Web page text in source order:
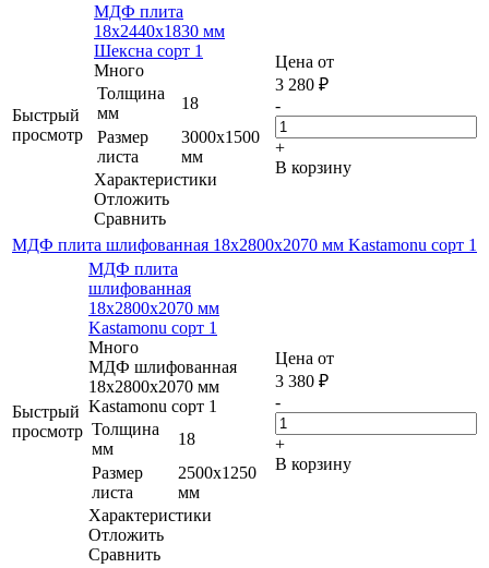
Быстрый
просмотр
МДФ плита
18х2440х1830 мм
Шексна сорт 1
Много
Толщина
мм
18
Размер
листа
3000х1500
мм
Характеристики
Отложить
Сравнить
Цена от
3 280 ₽
-
+
В корзину
МДФ плита шлифованная 18х2800х2070 мм Kastamonu сорт 1
Быстрый
просмотр
МДФ плита
шлифованная
18х2800х2070 мм
Kastamonu сорт 1
Много
МДФ шлифованная
18х2800х2070 мм
Kastamonu сорт 1
Толщина
мм
18
Размер
листа
2500х1250
мм
Характеристики
Отложить
Сравнить
Цена от
3 380 ₽
-
+
В корзину